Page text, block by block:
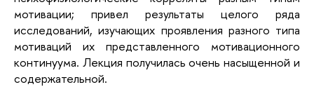
мотивации; привел результаты целого ряда
исследований, изучающих проявления разного типа
мотиваций их представленного мотивационного
континуума. Лекция получилась очень насыщенной и
содержательной.